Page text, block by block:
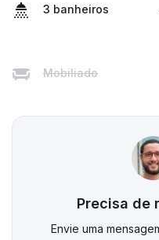
3 banheiros
Mobiliado
Precisa de
Envie uma